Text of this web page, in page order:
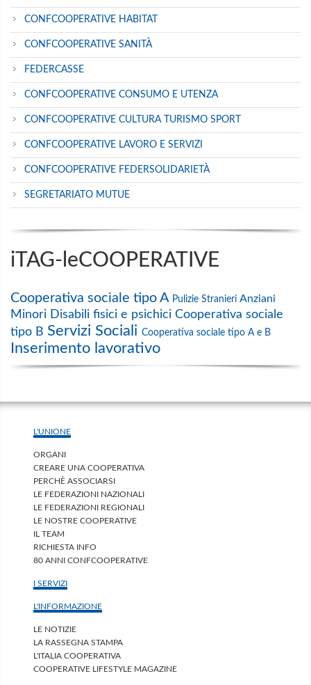
CONFCOOPERATIVE HABITAT
CONFCOOPERATIVE SANITÀ
FEDERCASSE
CONFCOOPERATIVE CONSUMO E UTENZA
CONFCOOPERATIVE CULTURA TURISMO SPORT
CONFCOOPERATIVE LAVORO E SERVIZI
CONFCOOPERATIVE FEDERSOLIDARIETÀ
SEGRETARIATO MUTUE
iTAG-leCOOPERATIVE
Cooperativa sociale tipo A Pulizie Stranieri Anziani
Minori Disabili fisici e psichici Cooperativa sociale
tipo B Servizi Sociali Cooperativa sociale tipo A e B
Inserimento lavorativo
L'UNIONE
ORGANI
CREARE UNA COOPERATIVA
PERCHÈ ASSOCIARSI
LE FEDERAZIONI NAZIONALI
LE FEDERAZIONI REGIONALI
LE NOSTRE COOPERATIVE
IL TEAM
RICHIESTA INFO
80 ANNI CONFCOOPERATIVE
I SERVIZI
L'INFORMAZIONE
LE NOTIZIE
LA RASSEGNA STAMPA
L'ITALIA COOPERATIVA
COOPERATIVE LIFESTYLE MAGAZINE